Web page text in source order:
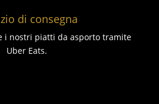
di consegna
i nostri piatti da asporto tramite
Uber Eats.